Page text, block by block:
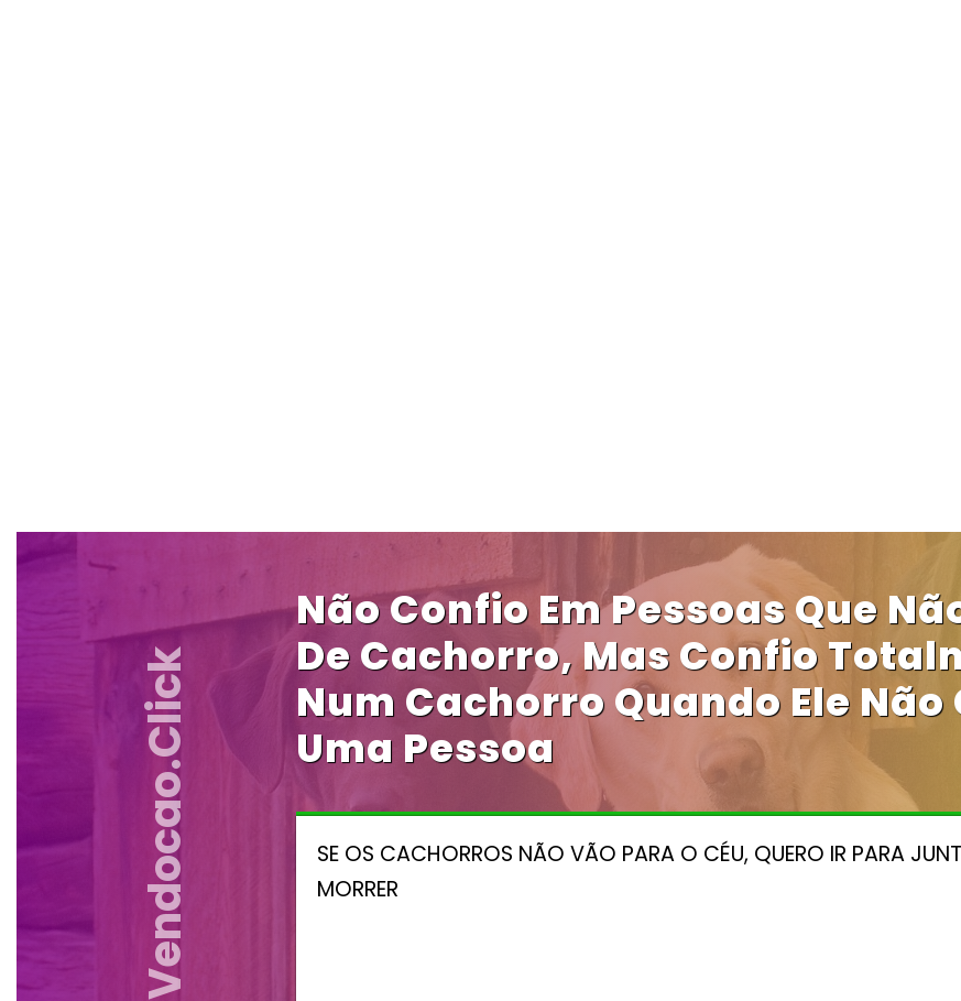
Vendocao.click
Não Confio Em Pessoas Que
De Cachorro, Mas Confio
Num Cachorro Quando Ele Não
Uma Pessoa
SE OS CACHORROS NÃO VÃO PARA O CÉU, QUERO IR PARA
MORRER